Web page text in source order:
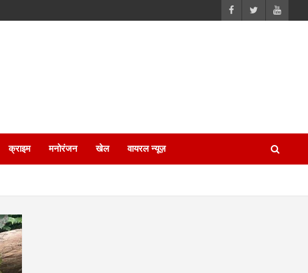
क्राइम मनोरंजन खेल वायरल न्यूज़